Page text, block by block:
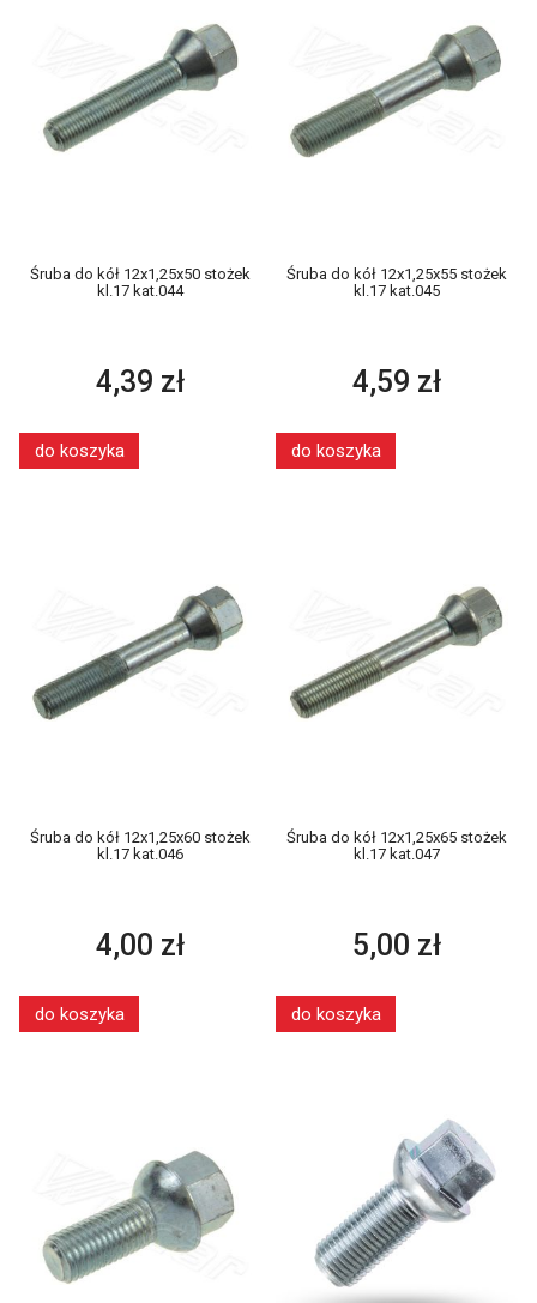
Śruba do kół 12x1,25x50 stożek
kl.17 kat.044
4,39 zł
do koszyka
Śruba do kół 12x1,25x55 stożek
kl.17 kat.045
4,59 zł
do koszyka
Śruba do kół 12x1,25x60 stożek
kl.17 kat.046
4,00 zł
do koszyka
Śruba do kół 12x1,25x65 stożek
kl.17 kat.047
5,00 zł
do koszyka